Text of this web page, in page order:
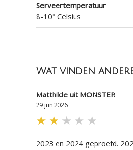
Serveertemperatuur
8-10° Celsius
Wat vinden
Matthilde uit MONSTER
29 jun 2026
★ ★ ★ ★ ★
2023 en 2024 geproefd.